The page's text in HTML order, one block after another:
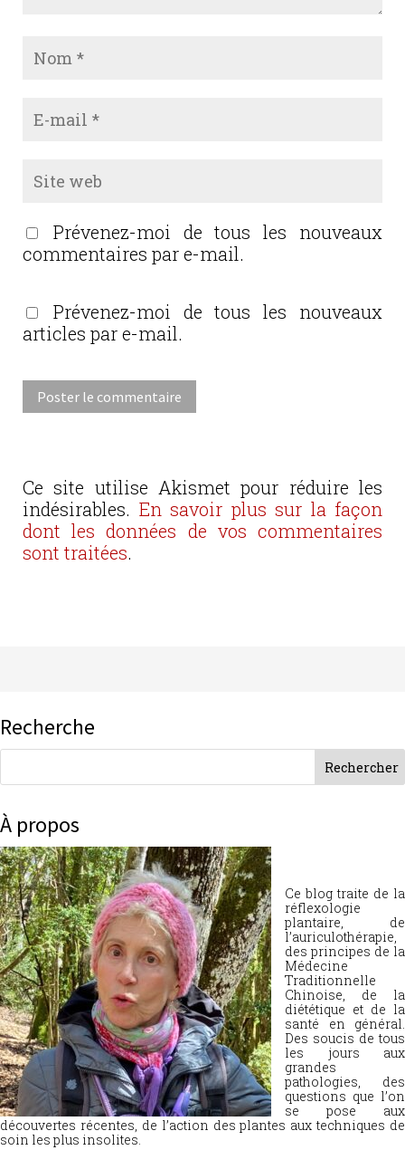
Prévenez-moi de tous les nouveaux
commentaires par e-mail.
Prévenez-moi de tous les nouveaux
articles par e-mail.
Ce site utilise Akismet pour réduire les
indésirables. En savoir plus sur la façon
dont les données de vos commentaires
sont traitées.
Recherche
À propos
Ce blog traite de la
réflexologie
plantaire, de
l’auriculothérapie,
des principes de la
Médecine
Traditionnelle
Chinoise, de la
diététique et de la
santé en général.
Des soucis de tous
les jours aux
grandes
pathologies, des
questions que l’on
se pose aux
découvertes récentes, de l’action des plantes aux techniques de
soin les plus insolites.